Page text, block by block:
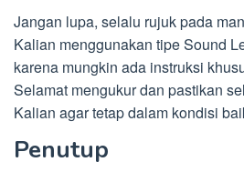
Jangan lupa, selalu rujuk pada
Kalian menggunakan tipe Sound
karena mungkin ada instruksi
Selamat mengukur dan pastikan
Kalian agar tetap dalam kondisi
Penutup